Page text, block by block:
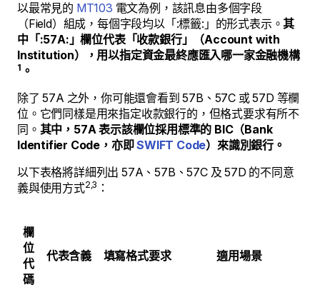
以最常見的 MT103 電文為例，該訊息由多個字段
（Field）組成，每個字段均以「:標籤:」的形式表示。其
中「:57A:」欄位代表「收款銀行」（Account with
Institution），用以指定資金最終應匯入哪一家金融機構
1 。
除了 57A 之外，你可能還會看到 57B、57C 或 57D 等欄
位。它們同樣是用來指定收款銀行的，但格式要求有所不
同。 其中，57A 表示該欄位採用標準的 BIC（Bank
Identifier Code，亦即SWIFT Code）來識別銀行。
以下表格將詳細列出 57A、57B、57C 及 57D 的不同意
義與使用方式2,3 ：
欄
位
代
碼
代表含義 填寫格式要求 適用場景